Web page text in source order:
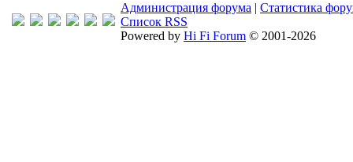
Администрация форума | Статистика
Список RSS
Powered by Hi Fi Forum © 2001-2026